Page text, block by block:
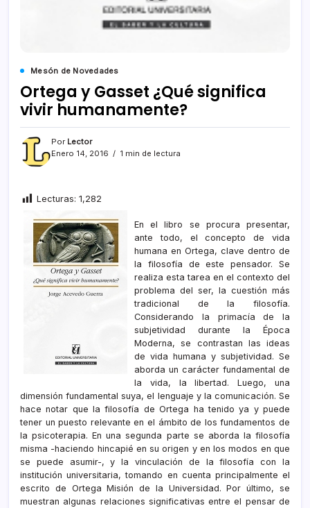
Mesón de Novedades
Ortega y Gasset ¿Qué significa
vivir humanamente?
Por Lector
Enero 14, 2016
1 min de lectura
Lecturas: 1,282
En el libro se procura presentar,
ante todo, el concepto de vida
humana en Ortega, clave dentro de
la filosofía de este pensador. Se
realiza esta tarea en el contexto del
problema del ser, la cuestión más
tradicional de la filosofía.
Considerando la primacía de la
subjetividad durante la Época
Moderna, se contrastan las ideas
de vida humana y subjetividad. Se
aborda un carácter fundamental de
la vida, la libertad. Luego, una
dimensión fundamental suya, el lenguaje y la comunicación. Se
hace notar que la filosofía de Ortega ha tenido ya y puede
tener un puesto relevante en el ámbito de los fundamentos de
la psicoterapia. En una segunda parte se aborda la filosofía
misma -haciendo hincapié en su origen y en los modos en que
se puede asumir-, y la vinculación de la filosofía con la
institución universitaria, tomando en cuenta principalmente el
escrito de Ortega Misión de la Universidad. Por último, se
muestran algunas relaciones significativas entre el pensar de